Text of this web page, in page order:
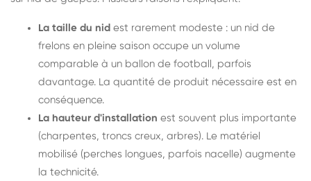
La taille du nid est rarement modeste : un nid de
frelons en pleine saison occupe un volume
comparable à un ballon de football, parfois
davantage. La quantité de produit nécessaire est en
conséquence.
La hauteur d'installation est souvent plus importante
(charpentes, troncs creux, arbres). Le matériel
mobilisé (perches longues, parfois nacelle) augmente
la technicité.